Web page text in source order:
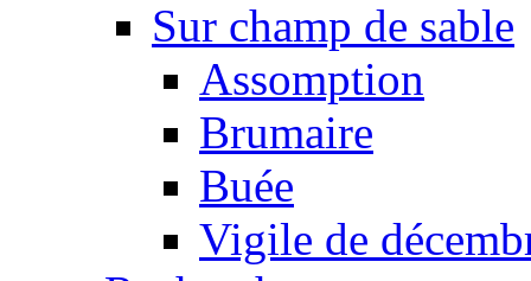
Sur champ de sable
Assomption
Brumaire
Buée
Vigile de